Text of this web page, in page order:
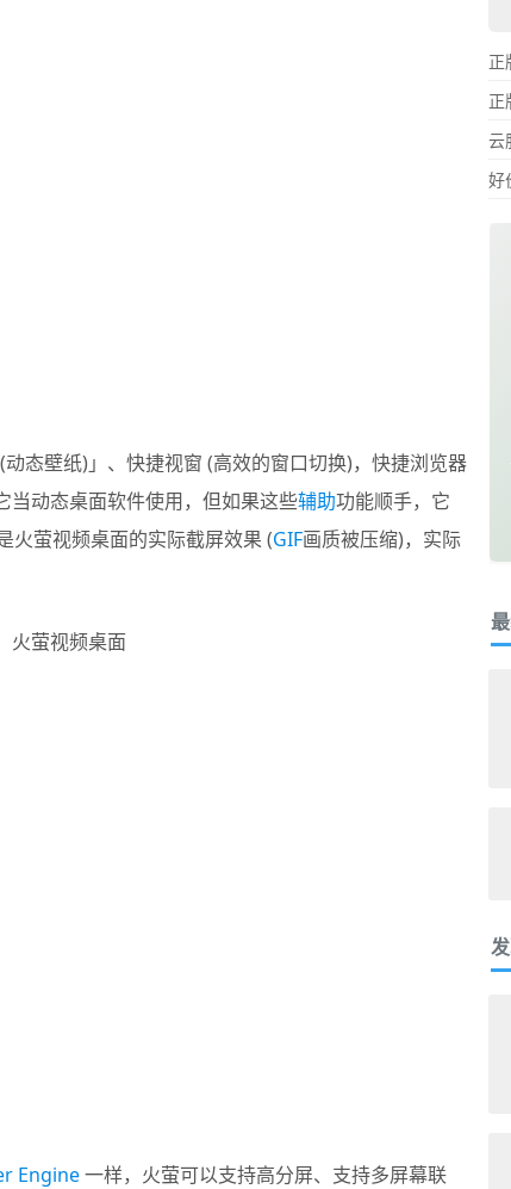
态壁纸)」、快捷视窗 (高效的窗口切换)，快捷浏览器
当动态桌面软件使用，但如果这些辅助功能顺手，它
火萤视频桌面的实际截屏效果 (GIF画质被压缩)，实际
Engine一样，火萤可以支持高分屏、支持多屏幕联
正
正
云
好